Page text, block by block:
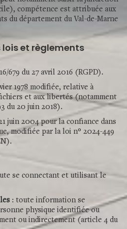
compétence est attribuée aux
du département du Val-de-Marne
lois et règlements
679 du 27 avril 2016 (RGPD).
1978 modifiée, relative à
et aux libertés (notamment
du 20 juin 2018).
juin 2004 pour la confiance dans
modifiée par la loi n° 2024-449
se connectant et utilisant le
: toute information se
physique identifiée ou
ou indirectement (article 4 du